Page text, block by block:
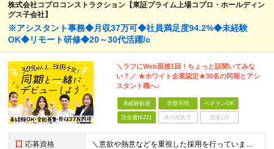
株式会社コプロコンストラクション【東証プライム上場コプロ・ホールディン
グス子会社】
※アシスタント事務◆月収37万可◆社員満足度94.2%◆未経験
OK◆リモート研修◆20～30代活躍/c
＼ラフにWeb面接1回！ちょっと話聞いてみな
い？／ ★ホワイト企業認定★30名の同期とアシ
スタント職へ♪
未経験歓迎 学歴不問 ベテランOK
完全週休2日 賞与複数月 面接1回
応募資格 ＼意欲や熱意などを重視した採用を行っています／ ●未経験・第二新卒歓迎 ●学歴・年齢・転職回数は一切不問です！ ※新卒の方もご応募可能 （待遇・募集要項等は別途ご案内いたします） ※入社時期は柔軟に対